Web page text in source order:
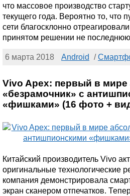
что массовое производство
текущего года. Вероятно то, что
сети благосклонно
принятом решении не
6 марта 2018 Android /
Vivo Apex: первый в
«безрамочник» с
«фишками» (16 фото +
Китайский производитель Vivo
оригинальные технологические
компания демонстрировала
экран сканером отпечатков.